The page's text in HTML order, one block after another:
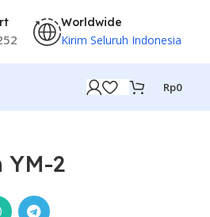
Worldwide
Kirim Seluruh Indonesia
Rp0
YM-2